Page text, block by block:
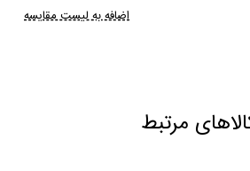
اضافه به لیست مقایسه
مرتبط